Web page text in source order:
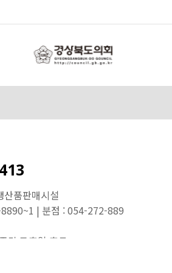
산품판매시설
| 분점 : 054-272-889
말,공휴일 휴무